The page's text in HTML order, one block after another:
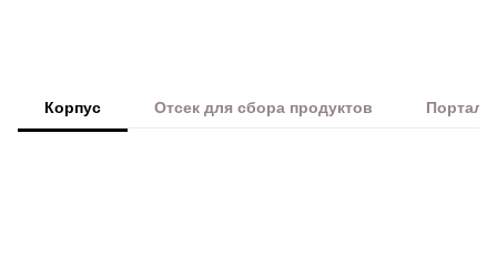
Корпус Отсек для сбора продуктов Портал